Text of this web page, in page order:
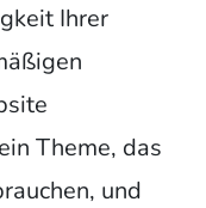
Ihrer
Theme, das
und